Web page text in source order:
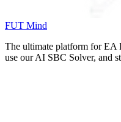
FUT Mind
The ultimate platform for EA
use our AI SBC Solver, and